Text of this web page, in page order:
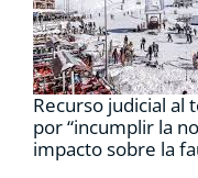
RECURSOS
NOTICIAS
CONTACTO
Recurso judicial al
por “incumplir la
impacto sobre la